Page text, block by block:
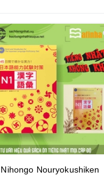
Nihongo Nouryokushiken